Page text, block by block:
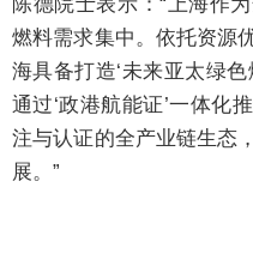
燃料需求集中。依托资源
海具备打造‘未来亚太绿
通过‘政港航能证’一体化
注与认证的全产业链生态
展。”